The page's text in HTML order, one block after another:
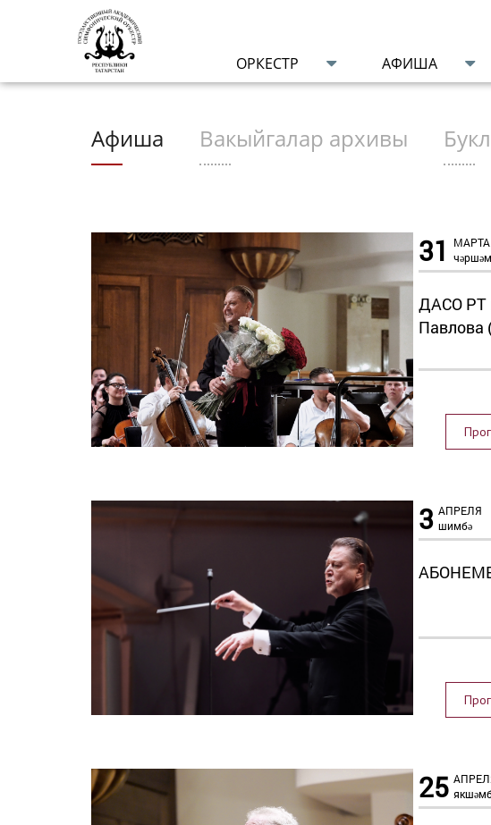
ОРКЕСТР АФИША
Афиша Вакыйгалар архивы
31
МАРТА
ДАСО РТ
Павлова
3 АПРЕЛЯ
шимбә
25